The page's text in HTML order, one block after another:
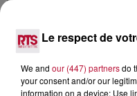
LE PARCOURS
RÉVÉLÉLe respect de
We and our (447) partnersdo
your consent and/or our
information on a device; Use